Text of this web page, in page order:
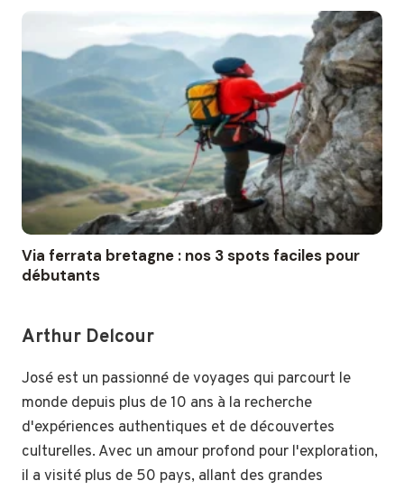
Via ferrata bretagne : nos 3 spots faciles pour
débutants
Arthur Delcour
José est un passionné de voyages qui parcourt le
monde depuis plus de 10 ans à la recherche
d'expériences authentiques et de découvertes
culturelles. Avec un amour profond pour l'exploration,
il a visité plus de 50 pays, allant des grandes